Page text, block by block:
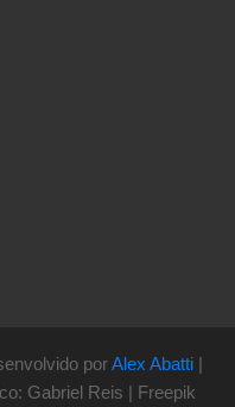
porAlex Abatti|
Gabriel Reis | Freepik